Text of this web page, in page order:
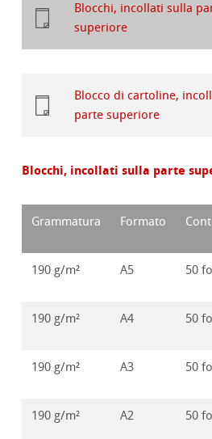
Blocchi, incollati sulla
superiore
Blocco di cartoline,
parte superiore
Blocchi, incollati sulla parte
Grammatura Formato
190 g/m² A5 50
190 g/m² A4 50
190 g/m² A3 50
190 g/m² A2 50